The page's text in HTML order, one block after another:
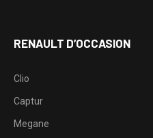
RENAULT D’OCCASION
Clio
Captur
Megane